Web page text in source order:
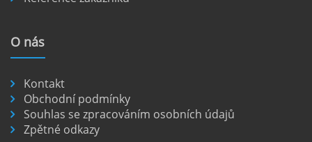
Pronájem auta na letišti Berlín.
Letiště Berlín Brandenburg (BER) je hlavním
dopravním uzlem pro cestovatele mířící do
O nás
Kontakt
Obchodní podmínky
Souhlas se zpracováním osobních údajů
Zpětné odkazy